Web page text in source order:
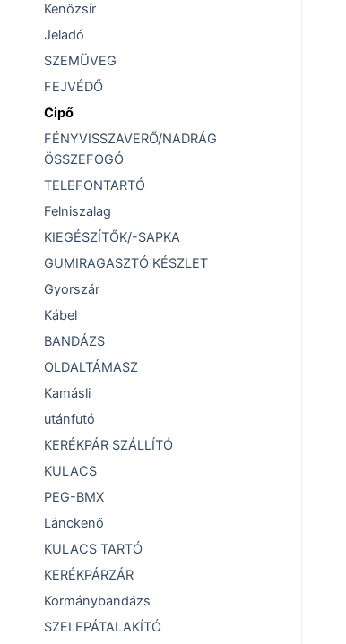
Kenőzsír
Jeladó
SZEMÜVEG
FEJVÉDŐ
Cipő
FÉNYVISSZAVERŐ/NADRÁG
ÖSSZEFOGÓ
TELEFONTARTÓ
Felniszalag
KIEGÉSZÍTŐK/-SAPKA
GUMIRAGASZTÓ KÉSZLET
Gyorszár
Kábel
BANDÁZS
OLDALTÁMASZ
Kamásli
utánfutó
KERÉKPÁR SZÁLLÍTÓ
KULACS
PEG-BMX
Lánckenő
KULACS TARTÓ
KERÉKPÁRZÁR
Kormánybandázs
SZELEPÁTALAKÍTÓ